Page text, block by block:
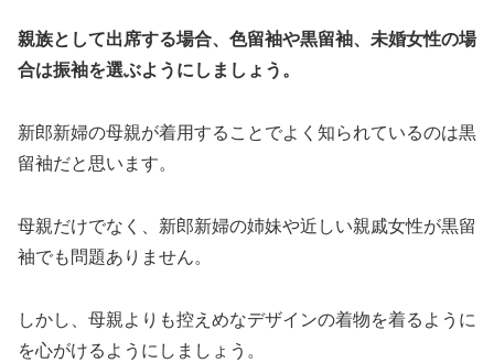
親族として出席する場合、色留袖や黒留袖、未婚女性の場
合は振袖を選ぶようにしましょう。
新郎新婦の母親が着用することでよく知られているのは黒
留袖だと思います。
母親だけでなく、新郎新婦の姉妹や近しい親戚女性が黒留
袖でも問題ありません。
しかし、母親よりも控えめなデザインの着物を着るように
を心がけるようにしましょう。